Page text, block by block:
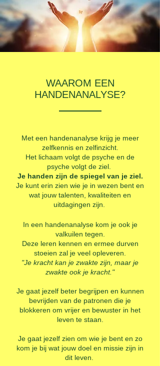
WAAROM EEN
HANDENANALYSE?
Met een handenanalyse krijg je meer
zelfkennis en zelfinzicht.
Het lichaam volgt de psyche en de
psyche volgt de ziel.
Je handen zijn de spiegel van je ziel.
Je kunt erin zien wie je in wezen bent en
wat jouw talenten, kwaliteiten en
uitdagingen zijn.
In een handenanalyse kom je ook je
valkuilen tegen.
Deze leren kennen en ermee durven
stoeien zal je veel opleveren.
"Je kracht kan je zwakte zijn, maar je
zwakte ook je kracht."
Je gaat jezelf beter begrijpen en kunnen
bevrijden van de patronen die je
blokkeren om vrijer en bewuster in het
leven te staan.
Je gaat jezelf zien om wie je bent en zo
kom je bij wat jouw doel en missie zijn in
dit leven.